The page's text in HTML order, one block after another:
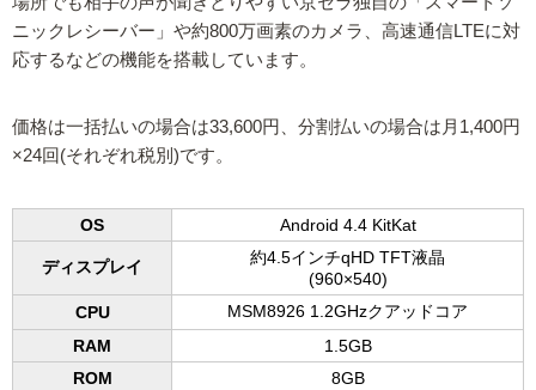
ニックレシーバー」や約800万画素のカメラ、高速通信LTEに対
応するなどの機能を搭載しています。
価格は一括払いの場合は33,600円、分割払いの場合は月1,400円
×24回(それぞれ税別)です。
OS Android 4.4 KitKat
ディスプレイ
約4.5インチqHD TFT液晶
(960×540)
CPU
MSM8926 1.2GHzクアッドコア
RAM
1.5GB
ROM
8GB